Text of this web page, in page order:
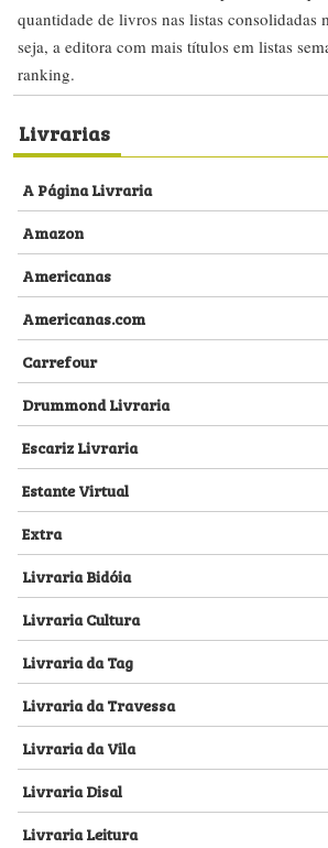
quantidade de livros nas listas consolidadas
seja, a editora com mais títulos em listas
ranking.
Livrarias
A Página Livraria
Amazon
Americanas
Americanas.com
Carrefour
Drummond Livraria
Escariz Livraria
Estante Virtual
Extra
Livraria Bidóia
Livraria Cultura
Livraria da Tag
Livraria da Travessa
Livraria da Vila
Livraria Disal
Livraria Leitura